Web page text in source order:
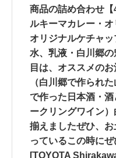
商品の詰め合わせ
ルキーマカレー・
オリジナルケチャ
水、乳液・白川郷
目は、オススメの
（白川郷で作られ
で作った日本酒・
ークリングワイン
揃えましたぜひ、
っているこの時に
[TOYOTA